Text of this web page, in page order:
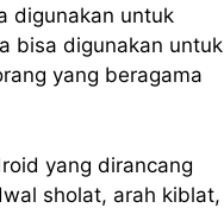
digunakan untuk
bisa digunakan untuk
yang beragama
yang dirancang
sholat, arah kiblat,